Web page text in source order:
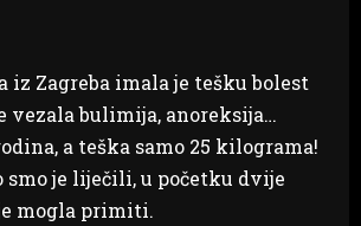
iz Zagreba imala je tešku bolest
vezala bulimija, anoreksija…
a teška samo 25 kilograma!
smo je liječili, u početku dvije
mogla primiti.